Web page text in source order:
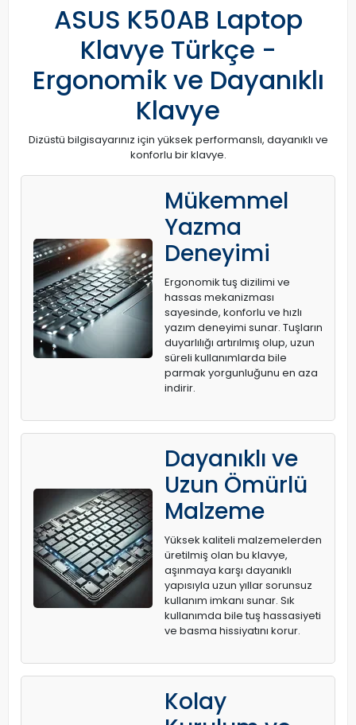
ASUS K50AB Laptop
Klavye Türkçe -
Ergonomik ve Dayanıklı
Klavye
Dizüstü bilgisayarınız için yüksek performanslı, dayanıklı ve
konforlu bir klavye.
Mükemmel
Yazma
Deneyimi
Ergonomik tuş dizilimi ve
hassas mekanizması
sayesinde, konforlu ve hızlı
yazım deneyimi sunar. Tuşların
duyarlılığı artırılmış olup, uzun
süreli kullanımlarda bile
parmak yorgunluğunu en aza
indirir.
Dayanıklı ve
Uzun Ömürlü
Malzeme
Yüksek kaliteli malzemelerden
üretilmiş olan bu klavye,
aşınmaya karşı dayanıklı
yapısıyla uzun yıllar sorunsuz
kullanım imkanı sunar. Sık
kullanımda bile tuş hassasiyeti
ve basma hissiyatını korur.
Kolay